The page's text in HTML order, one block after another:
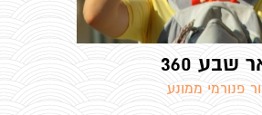
שבע 360
פנורמי ממונע